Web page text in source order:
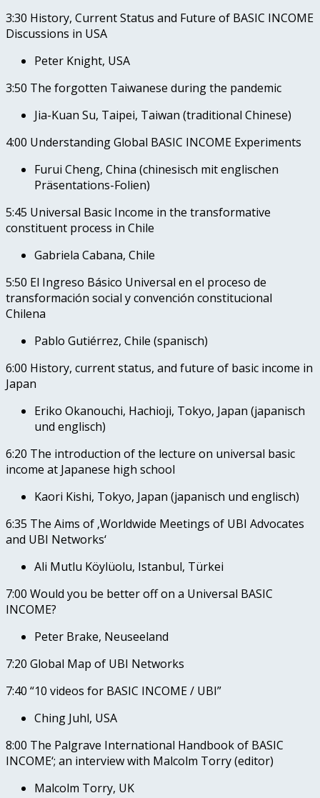
3:30 History, Current Status and Future of BASIC INCOME
Discussions in USA
Peter Knight, USA
3:50 The forgotten Taiwanese during the pandemic
Jia-Kuan Su, Taipei, Taiwan (traditional Chinese)
4:00 Understanding Global BASIC INCOME Experiments
Furui Cheng, China (chinesisch mit englischen
Präsentations-Folien)
5:45 Universal Basic Income in the transformative
constituent process in Chile
Gabriela Cabana, Chile
5:50 El Ingreso Básico Universal en el proceso de
transformación social y convención constitucional
Chilena
Pablo Gutiérrez, Chile (spanisch)
6:00 History, current status, and future of basic income in
Japan
Eriko Okanouchi, Hachioji, Tokyo, Japan (japanisch
und englisch)
6:20 The introduction of the lecture on universal basic
income at Japanese high school
Kaori Kishi, Tokyo, Japan (japanisch und englisch)
6:35 The Aims of ‚Worldwide Meetings of UBI Advocates
and UBI Networks‘
Ali Mutlu Köylüolu, Istanbul, Türkei
7:00 Would you be better off on a Universal BASIC
INCOME?
Peter Brake, Neuseeland
7:20 Global Map of UBI Networks
7:40 “10 videos for BASIC INCOME / UBI”
Ching Juhl, USA
8:00 The Palgrave International Handbook of BASIC
INCOME‘; an interview with Malcolm Torry (editor)
Malcolm Torry, UK